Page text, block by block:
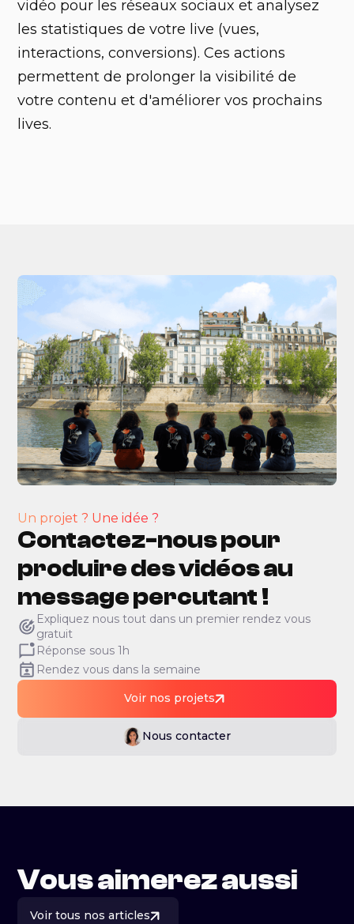
vidéo pour les réseaux sociaux et analysez
les statistiques de votre live (vues,
interactions, conversions). Ces actions
permettent de prolonger la visibilité de
votre contenu et d'améliorer vos prochains
lives.
Un projet ? Une idée ?
Contactez-nous pour
produire des vidéos au
message percutant !
Expliquez nous tout dans un premier rendez vous
gratuit
Réponse sous 1h
Rendez vous dans la semaine
Voir nos projets
Nous contacter
Vous aimerez aussi
Voir tous nos articles